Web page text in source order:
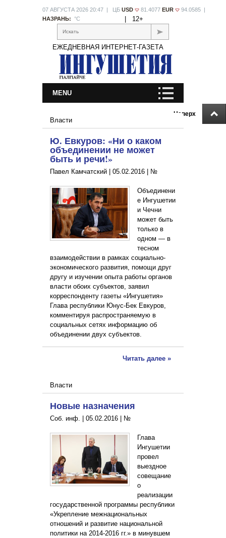
Наверх
07 АВГУСТА 2026 20:47 | ЦБ USD 81.4077 EUR
94.0585 |
НАЗРАНЬ: °С 12+
Искать
ЕЖЕДНЕВНАЯ ИНТЕРНЕТ-ГАЗЕТА
MENU
Власти
Ю. Евкуров: «Ни о каком
объединении не может
быть и речи!»
Павел Камчатский | 05.02.2016 №
Объединени
е Ингушетии
и Чечни
может быть
только в
одном — в
тесном
взаимодействии в рамках социально-
экономического развития, помощи друг
другу и изучении опыта работы органов
власти обоих субъектов, заявил
корреспонденту газеты «Ингушетия»
Глава республики Юнус-Бек Евкуров,
комментируя распространяемую в
социальных сетях информацию об
объединении двух субъектов.
Читать далее »
Власти
Новые назначения
Соб. инф. | 05.02.2016 №
Глава
Ингушетии
провел
выездное
совещание
о
реализации
государственной программы республики
«Укрепление межнациональных
отношений и развитие национальной
политики на 2014-2016 гг.» в минувшем